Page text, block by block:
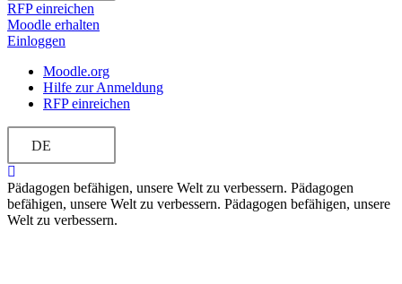
RFP einreichen
Moodle erhalten
Einloggen
Moodle.org
Hilfe zur Anmeldung
RFP einreichen
DE
Pädagogen befähigen, unsere Welt zu verbessern. Pädagogen
befähigen, unsere Welt zu verbessern. Pädagogen befähigen, unsere
Welt zu verbessern.